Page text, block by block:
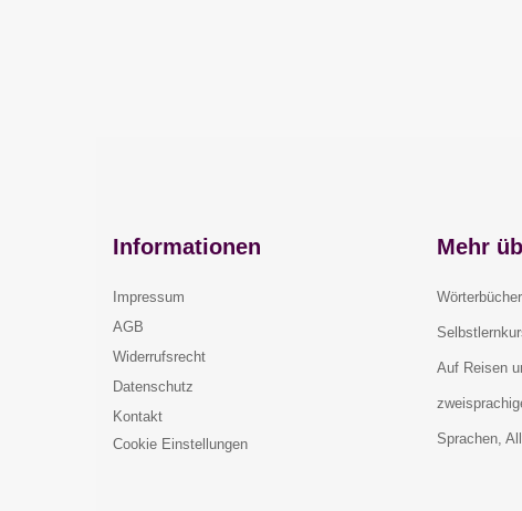
Informationen
Impressum
AGB
Widerrufsrecht
Datenschutz
Kontakt
Cookie Einstellungen
Mehr
Auf Reisen
Sprachen,